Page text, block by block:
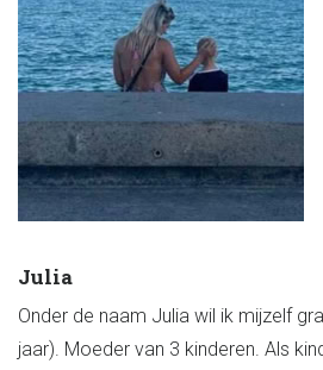
Julia
Onder de naam Julia wil ik mijzelf
jaar). Moeder van 3 kinderen. Als